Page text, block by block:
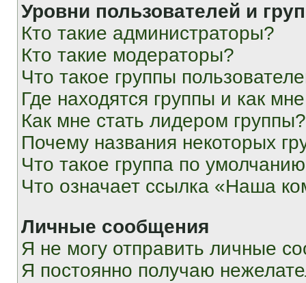
Уровни пользователей и
Кто такие администраторы?
Кто такие модераторы?
Что такое группы
Где находятся группы и как
Как мне стать лидером группы?
Почему названия некоторых
Что такое группа по
Что означает ссылка «Наша
Личные сообщения
Я не могу отправить личные
Я постоянно получаю